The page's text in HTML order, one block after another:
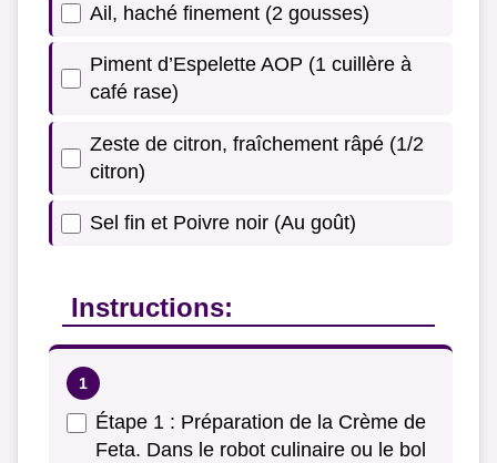
Ail, haché finement (2 gousses)
Piment d’Espelette AOP (1 cuillère à
café rase)
Zeste de citron, fraîchement râpé (1/2
citron)
Sel fin et Poivre noir (Au goût)
Instructions:
Étape 1 : Préparation de la Crème de
Feta. Dans le robot culinaire ou le bol